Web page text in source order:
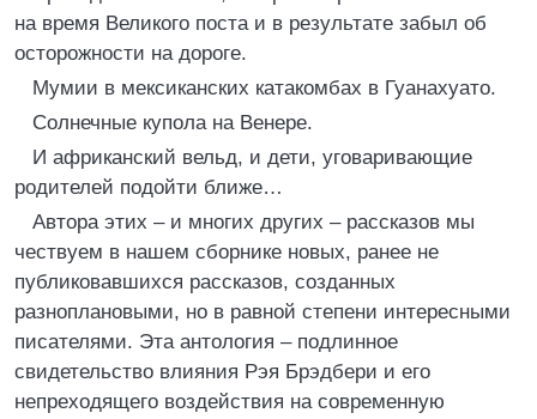
на время Великого поста и в результате забыл об
осторожности на дороге.
Мумии в мексиканских катакомбах в Гуанахуато.
Солнечные купола на Венере.
И африканский вельд, и дети, уговаривающие
родителей подойти ближе…
Автора этих – и многих других – рассказов мы
чествуем в нашем сборнике новых, ранее не
публиковавшихся рассказов, созданных
разноплановыми, но в равной степени интересными
писателями. Эта антология – подлинное
свидетельство влияния Рэя Брэдбери и его
непреходящего воздействия на современную